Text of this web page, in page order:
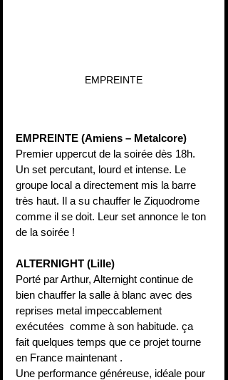
EMPREINTE
EMPREINTE (Amiens – Metalcore)
Premier uppercut de la soirée dès 18h.
Un set percutant, lourd et intense. Le
groupe local a directement mis la barre
très haut. Il a su chauffer le Ziquodrome
comme il se doit. Leur set annonce le ton
de la soirée !
ALTERNIGHT (Lille)
Porté par Arthur, Alternight continue de
bien chauffer la salle à blanc avec des
reprises metal impeccablement
exécutées  comme à son habitude. ça
fait quelques temps que ce projet tourne
en France maintenant .
Une performance généreuse, idéale pour